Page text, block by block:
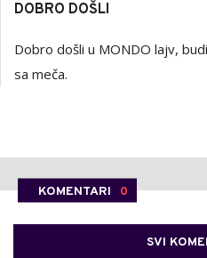
DOBRO DOŠLI
Dobro došli u MONDO lajv,
sa meča.
KOMENTARI 0
SVI